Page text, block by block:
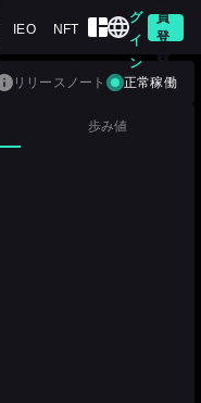
IEO NFT
グ
イ
ン
員
登
録
リリースノート 正常稼働
歩み値